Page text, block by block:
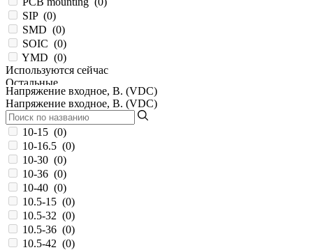
SIP (0)
SMD (0)
SOIC (0)
YMD (0)
Используются сейчас
Остальные
Напряжение входное, В. (VDC)
Напряжение входное, В. (VDC)
10-15 (0)
10-16.5 (0)
10-30 (0)
10-36 (0)
10-40 (0)
10.5-15 (0)
10.5-32 (0)
10.5-36 (0)
10.5-42 (0)